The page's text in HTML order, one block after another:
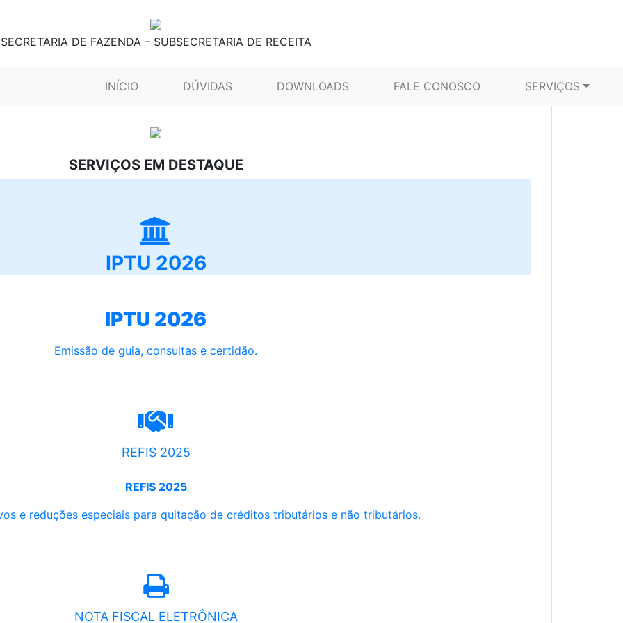
SECRETARIA DE FAZENDA – SUBSECRETARIA DE RECEITA
INÍCIO (CURRENT)DÚVIDAS DOWNLOADS FALE CONOSCO SERVIÇOS
SERVIÇOS EM DESTAQUE
IPTU 2026
IPTU 2026
Emissão de guia, consultas e certidão.
REFIS 2025
REFIS 2025
e reduções especiais para quitação de créditos tributários e não tributários.
NOTA FISCAL ELETRÔNICA